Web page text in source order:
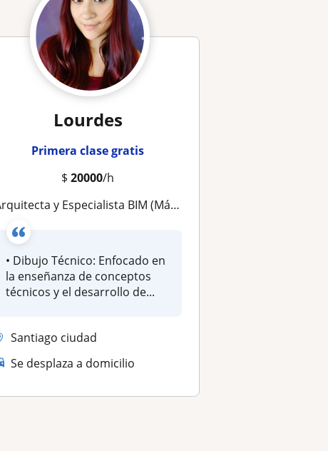
Lourdes
Primera clase gratis
$20000/h
Arquitecta y Especialista BIM (Máster en Urbanismo): Clases de Dibujo Técnico, Modelado BIM (Revit/Navisworks) y Análisis Territor
• Dibujo Técnico: Enfocado en
la enseñanza de conceptos
técnicos y el desarrollo de...
Santiago ciudad
Se desplaza a domicilio